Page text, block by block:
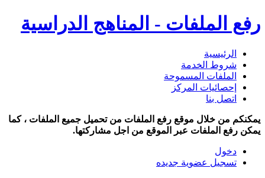
رفع الملفات - المناهج الدراسية
الرئيسية
شروط الخدمة
الملفات المسموحة
إحصائيات المركز
اتصل بنا
يمكنكم من خلال موقع رفع الملفات من تحميل جميع الملفات ، كما
يمكن رفع الملفات عبر الموقع من اجل مشاركتها.
دخول
تسجيل عضوية جديده